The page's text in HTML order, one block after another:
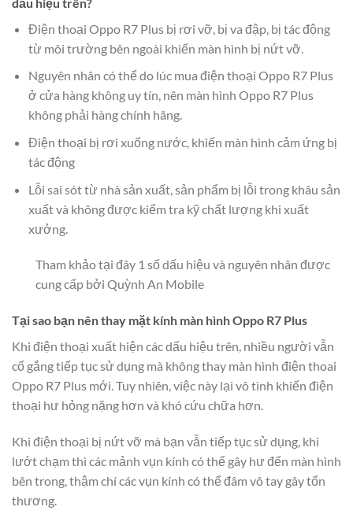
Điện thoại Oppo R7 Plus bị rơi vỡ, bị va đập, bị tác động
từ môi trường bên ngoài khiến màn hình bị nứt vỡ.
Nguyên nhân có thể do lúc mua điện thoại Oppo R7 Plus
ở cửa hàng không uy tín, nên màn hình Oppo R7 Plus
không phải hàng chính hãng.
Điện thoại bị rơi xuống nước, khiến màn hình cảm ứng bị
tác động
Lỗi sai sót từ nhà sản xuất, sản phẩm bị lỗi trong khâu sản
xuất và không được kiểm tra kỹ chất lượng khi xuất
xưởng.
Tham khảo tại đây 1 số dấu hiệu và nguyên nhân được
cung cấp bởi Quỳnh An Mobile
Tại sao bạn nên thay mặt kính màn hình Oppo R7 Plus
Khi điện thoại xuất hiện các dấu hiệu trên, nhiều người vẫn
cố gắng tiếp tục sử dụng mà không thay màn hình điện thoai
Oppo R7 Plus mới. Tuy nhiên, việc này lại vô tình khiến điện
thoại hư hỏng nặng hơn và khó cứu chữa hơn.
Khi điện thoại bị nứt vỡ mà bạn vẫn tiếp tục sử dụng, khi
lướt chạm thì các mảnh vụn kính có thể gây hư đến màn hình
bên trong, thậm chí các vụn kính có thể đâm vô tay gây tổn
thương.